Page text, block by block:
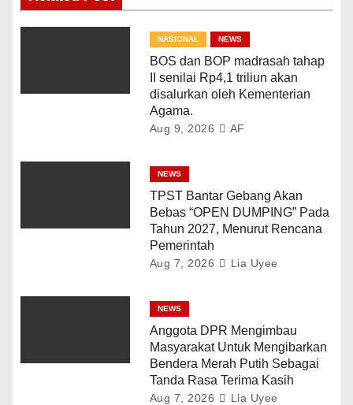
NASIONAL NEWS
BOS dan BOP madrasah tahap
II senilai Rp4,1 triliun akan
disalurkan oleh Kementerian
Agama.
Aug 9, 2026 AF
NEWS
TPST Bantar Gebang Akan
Bebas “OPEN DUMPING” Pada
Tahun 2027, Menurut Rencana
Pemerintah
Aug 7, 2026 Lia Uyee
NEWS
Anggota DPR Mengimbau
Masyarakat Untuk Mengibarkan
Bendera Merah Putih Sebagai
Tanda Rasa Terima Kasih
Aug 7, 2026 Lia Uyee